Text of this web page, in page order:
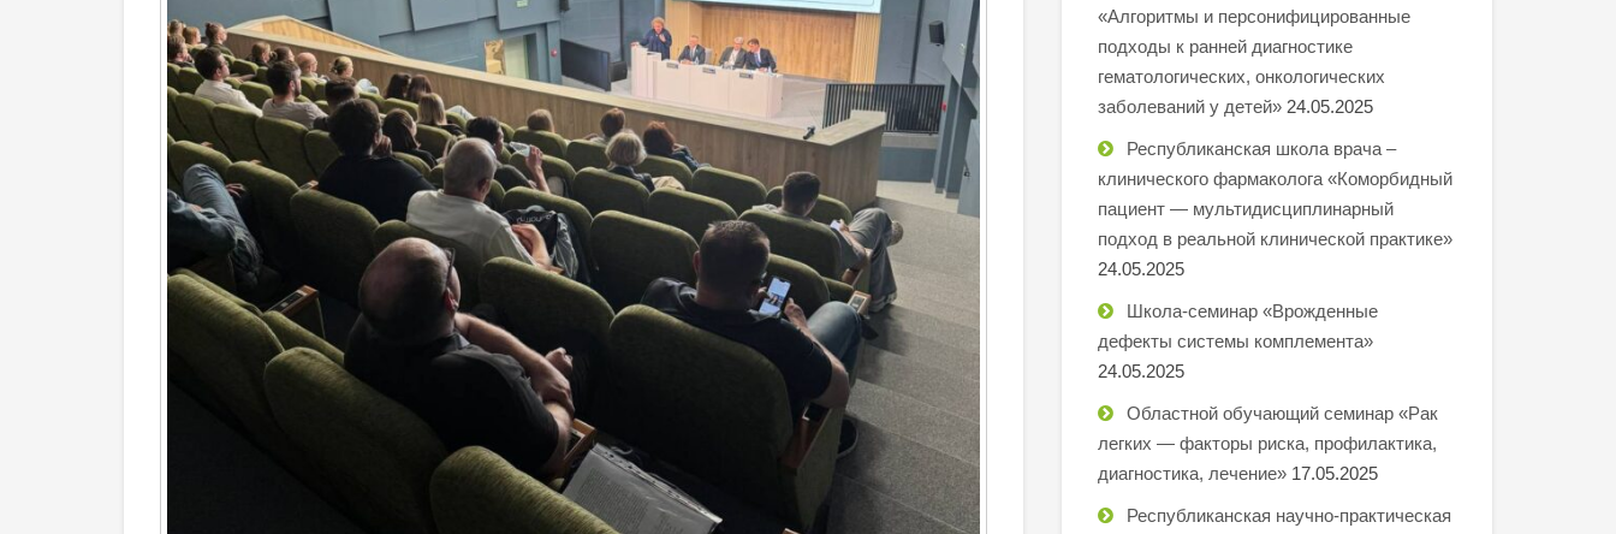
«Алгоритмы и персонифицированные
подходы к ранней диагностике
гематологических, онкологических
заболеваний у детей» 24.05.2025
Республиканская школа врача –
клинического фармаколога «Коморбидный
пациент — мультидисциплинарный
подход в реальной клинической практике»
24.05.2025
Школа-семинар «Врожденные
дефекты системы комплемента»
24.05.2025
Областной обучающий семинар «Рак
легких — факторы риска, профилактика,
диагностика, лечение» 17.05.2025
Республиканская научно-практическая